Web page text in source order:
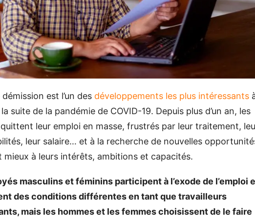
est l’un des développements les plus intéressants
suite de la pandémie de COVID-19. Depuis plus d’un an, les
leur emploi en masse, frustrés par leur traitement,
leur salaire… et à la recherche de nouvelles
mieux à leurs intérêts, ambitions et capacités.
masculins et féminins participent à l’exode de l’emploi
des conditions différentes en tant que travailleurs
mais les hommes et les femmes choisissent de le faire